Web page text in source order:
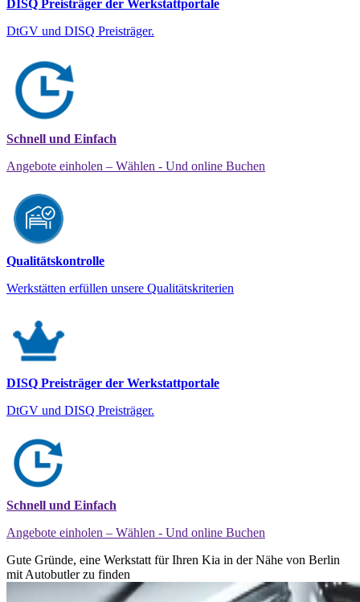
DISQ Preisträger der Werkstattportale
DtGV und DISQ Preisträger.
Schnell und Einfach
Angebote einholen – Wählen - Und online Buchen
Qualitätskontrolle
Werkstätten erfüllen unsere Qualitätskriterien
DISQ Preisträger der Werkstattportale
DtGV und DISQ Preisträger.
Schnell und Einfach
Angebote einholen – Wählen - Und online Buchen
Gute Gründe, eine Werkstatt für Ihren Kia in der Nähe von Berlin
mit Autobutler zu finden